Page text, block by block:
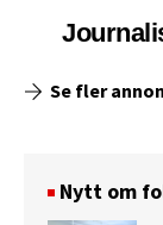
Se fler
Nytt om